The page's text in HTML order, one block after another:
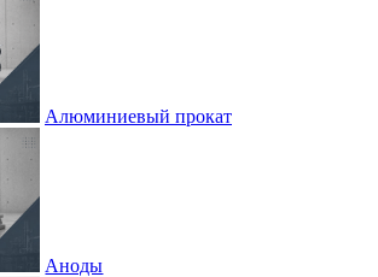
Алюминиевый прокат
Аноды